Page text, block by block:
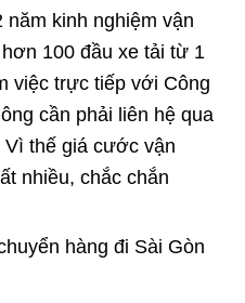
kinh nghiệm vận
100 đầu xe tải từ 1
việc trực tiếp với Công
cần phải liên hệ qua
Vì thế giá cước vận
nhiều, chắc chắn
hàng đi Sài Gòn